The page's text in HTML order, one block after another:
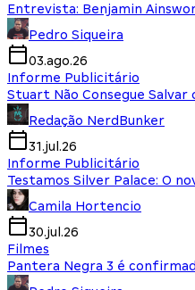
Entrevista: Benjamin
Pedro Siqueira
03.ago.26
Informe Publicitário
Stuart Não Consegue Salvar
Redação NerdBunker
31.jul.26
Informe Publicitário
Testamos Silver Palace: O
Camila Hortencio
30.jul.26
Filmes
Pantera Negra 3 é